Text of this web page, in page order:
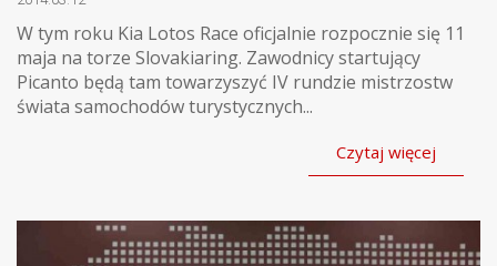
W tym roku Kia Lotos Race oficjalnie rozpocznie się 11
maja na torze Slovakiaring. Zawodnicy startujący
Picanto będą tam towarzyszyć IV rundzie mistrzostw
świata samochodów turystycznych...
Czytaj więcej